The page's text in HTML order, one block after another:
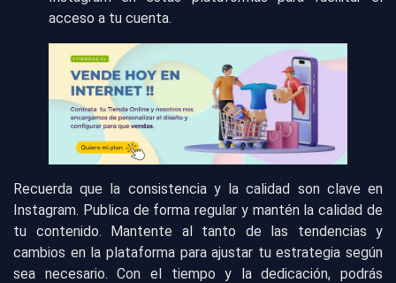
acceso a tu cuenta.
Recuerda que la consistencia y la calidad son clave en
Instagram. Publica de forma regular y mantén la calidad de
tu contenido. Mantente al tanto de las tendencias y
cambios en la plataforma para ajustar tu estrategia según
sea necesario. Con el tiempo y la dedicación, podrás